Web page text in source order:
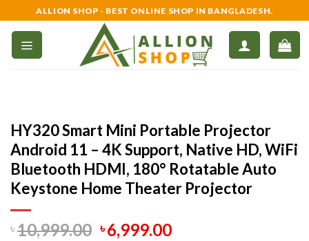
to
content
ALLION SHOP - BEST ONLINE SHOP IN BANGLADESH.
HY320 Smart Mini Portable Projector
Android 11 – 4K Support, Native HD, WiFi
Bluetooth HDMI, 180° Rotatable Auto
Keystone Home Theater Projector
৳10,999.00 ৳6,999.00